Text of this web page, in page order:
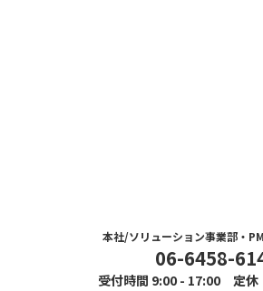
本社/ソリューション事業部・
06-6458-
受付時間 9:00 - 17:00 定休